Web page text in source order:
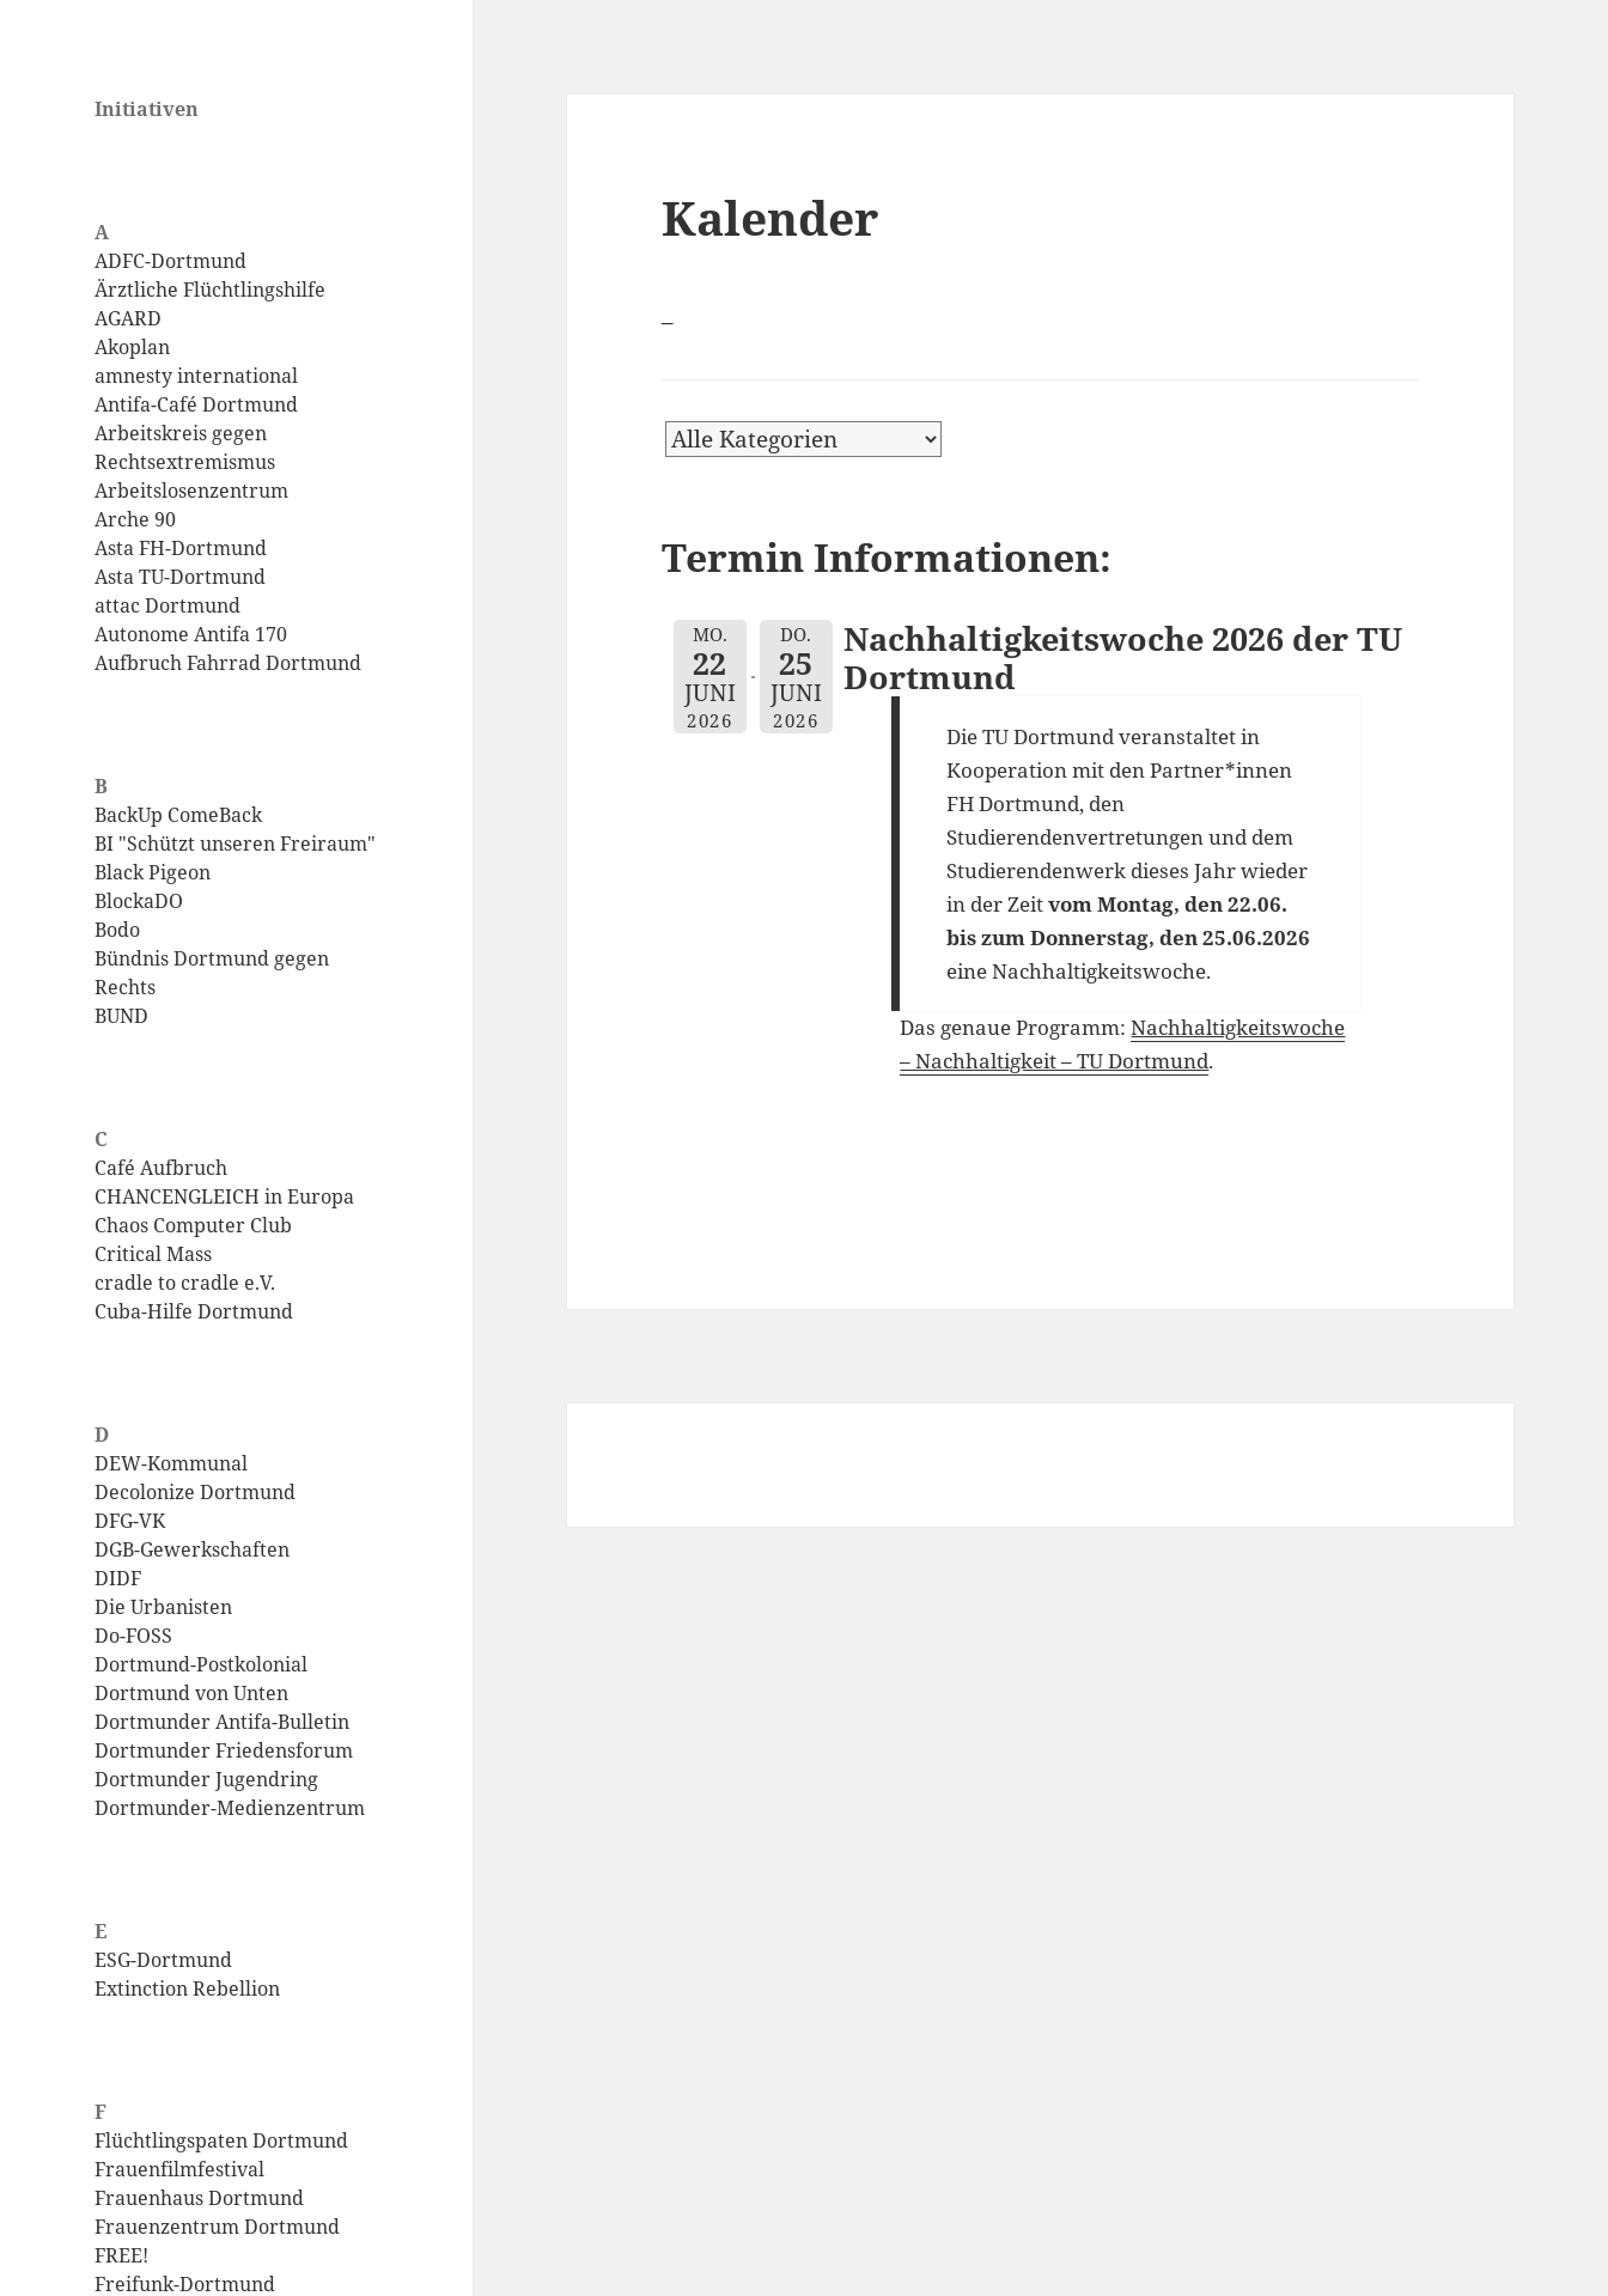
dortmund-
alternativ grüner
Initiativen in
Dortmund
Eine weitere WordPress-
Initiativen
A
ADFC-Dortmund
Ärztliche Flüchtlingshilfe
AGARD
Akoplan
amnesty international
Antifa-Café Dortmund
Arbeitskreis gegen
Rechtsextremismus
Arbeitslosenzentrum
Arche 90
Asta FH-Dortmund
Asta TU-Dortmund
attac Dortmund
Autonome Antifa 170
Aufbruch Fahrrad Dortmund
B
BackUp ComeBack
BI "Schützt unseren Freiraum"
Black Pigeon
BlockaDO
Bodo
Bündnis Dortmund gegen
Rechts
BUND
C
Café Aufbruch
CHANCENGLEICH in Europa
Chaos Computer Club
Critical Mass
cradle to cradle e.V.
Cuba-Hilfe Dortmund
D
DEW-Kommunal
Decolonize Dortmund
DFG-VK
DGB-Gewerkschaften
DIDF
Die Urbanisten
Do-FOSS
Dortmund-Postkolonial
Dortmund von Unten
Dortmunder Antifa-Bulletin
Dortmunder Friedensforum
Dortmunder Jugendring
Dortmunder-Medienzentrum
E
ESG-Dortmund
Extinction Rebellion
F
Flüchtlingspaten Dortmund
Frauenfilmfestival
Frauenhaus Dortmund
Frauenzentrum Dortmund
FREE!
Freifunk-Dortmund
Kalender
–
Termin Informationen:
MO.
22
JUNI
2026
DO.
25
JUNI
2026
Nachhaltigkeitswoche 2026 der TU
Dortmund
Die TU Dortmund veranstaltet in
Kooperation mit den Partner*innen
FH Dortmund, den
Studierendenvertretungen und dem
Studierendenwerk dieses Jahr wieder
in der Zeitvom Montag, den 22.06.
bis zum Donnerstag, den 25.06.2026
eine Nachhaltigkeitswoche.
Das genaue Programm:Nachhaltigkeitswoche
– Nachhaltigkeit – TU Dortmund.